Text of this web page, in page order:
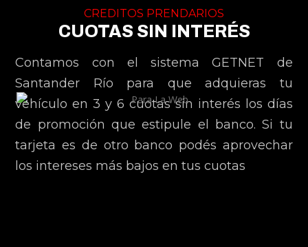
CREDITOS PRENDARIOS
CUOTAS SIN INTERÉS
Contamos con el sistema GETNET de
Santander Río para que adquieras tu
vehículo en 3 y 6 cuotas sin interés los días
de promoción que estipule el banco. Si tu
tarjeta es de otro banco podés aprovechar
los intereses más bajos en tus cuotas